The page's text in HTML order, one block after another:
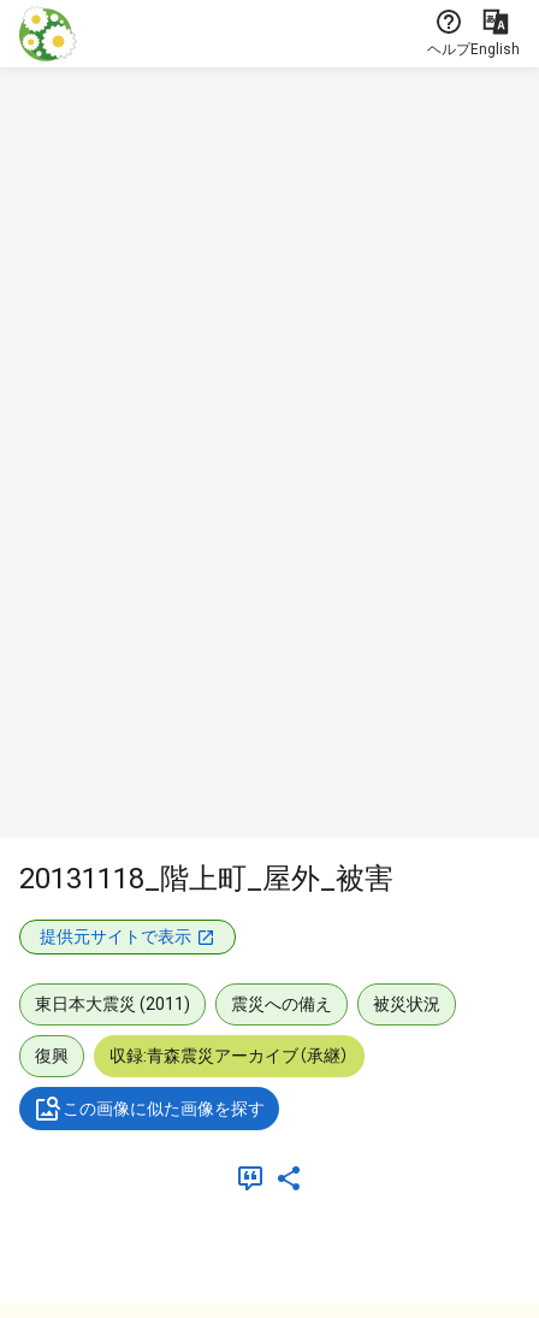
本文に飛ぶ
ヘルプEnglish
20131118_階上町_屋外_被害
提供元サイトで表示
東日本大震災 (2011) 震災への備え 被災状況
復興 収録:青森震災アーカイブ（承継）
この画像に似た画像を探す